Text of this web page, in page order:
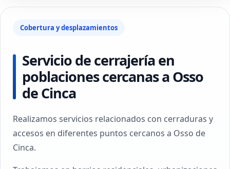
Cobertura y desplazamientos
Servicio de cerrajería en
poblaciones cercanas a Osso
de Cinca
Realizamos servicios relacionados con cerraduras y
accesos en diferentes puntos cercanos a Osso de
Cinca.